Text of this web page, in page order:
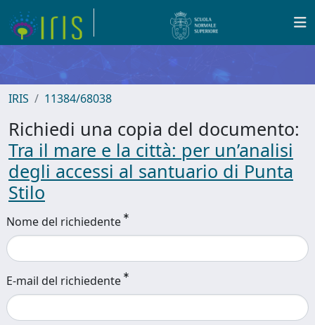
IRIS 11384/68038
Richiedi una copia del documento:
Tra il mare e la città: per un’analisi
degli accessi al santuario di Punta
Stilo
Nome del richiedente
E-mail del richiedente